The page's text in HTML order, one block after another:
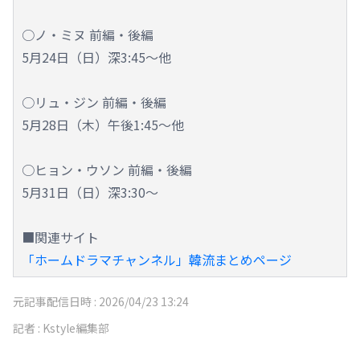
○ノ・ミヌ 前編・後編
5月24日（日）深3:45～他
○リュ・ジン 前編・後編
5月28日（木）午後1:45～他
○ヒョン・ウソン 前編・後編
5月31日（日）深3:30～
■関連サイト
「ホームドラマチャンネル」韓流まとめページ
元記事配信日時 : 2026/04/23 13:24
記者 : Kstyle編集部